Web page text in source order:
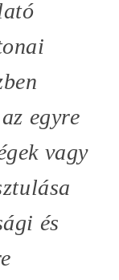
egyre
vagy
és